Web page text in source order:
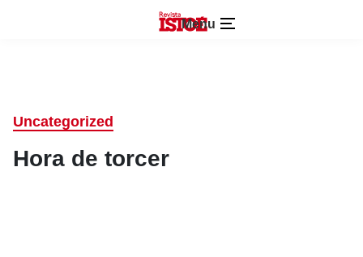
Menu
Uncategorized
Hora de torcer